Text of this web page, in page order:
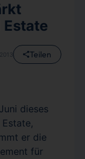
Estate
Teilen
dieses
er die
für